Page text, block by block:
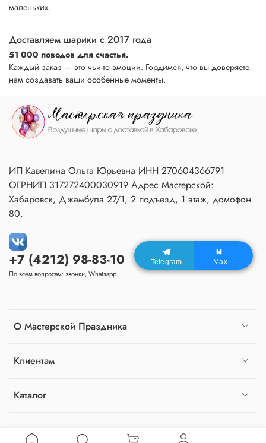
маленьких.
Доставляем шарики с 2017 года
51 000 поводов для счастья.
Каждый заказ — это чьи-то эмоции. Гордимся, что вы доверяете
нам создавать ваши особенные моменты.
О Мастерской Праздника
Клиентам
Каталог
+7 (4212) 98-83-10
По всем вопросам: звонки, Whatsapp
ИП Кавелина Ольга Юрьевна ИНН 270604366791
ОГРНИП 317272400030919 Адрес Мастерской:
Хабаровск, Джамбула 27/1, 2 подъезд, 1 этаж, домофон
80.
Telegram Max